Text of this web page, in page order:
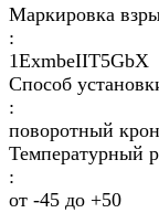
Маркировка
:
1ExmbеIIT5GbХ
Способ
:
поворотный
Температурный
:
от -45 до +50